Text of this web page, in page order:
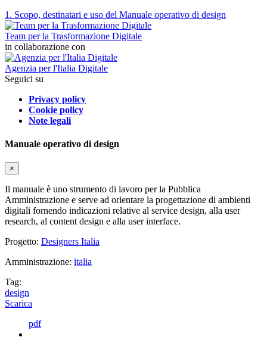
1. Scopo, destinatari e uso del Manuale operativo di design
Team per la Trasformazione Digitale
in collaborazione con
Agenzia per l'Italia Digitale
Seguici su
Privacy policy
Cookie policy
Note legali
Manuale operativo di design
×
Il manuale è uno strumento di lavoro per la Pubblica
Amministrazione e serve ad orientare la progettazione di ambienti
digitali fornendo indicazioni relative al service design, alla user
research, al content design e alla user interface.
Progetto: Designers Italia
Amministrazione: italia
Tag:
design
Scarica
pdf